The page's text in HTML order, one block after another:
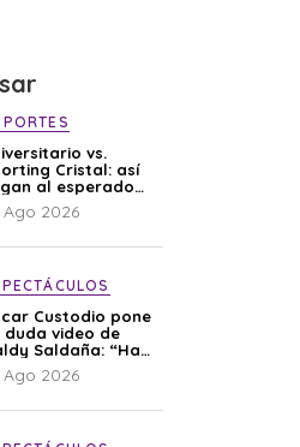
vs.
Cristal: así
al esperado
Ago 2026
Custodio pone
duda video de
Saldaña: “Hay
que de repente
han editado”
Ago 2026